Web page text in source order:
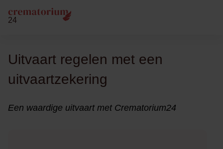
24
Uitvaart regelen met een
uitvaartzekering
Een waardige uitvaart met Crematorium24